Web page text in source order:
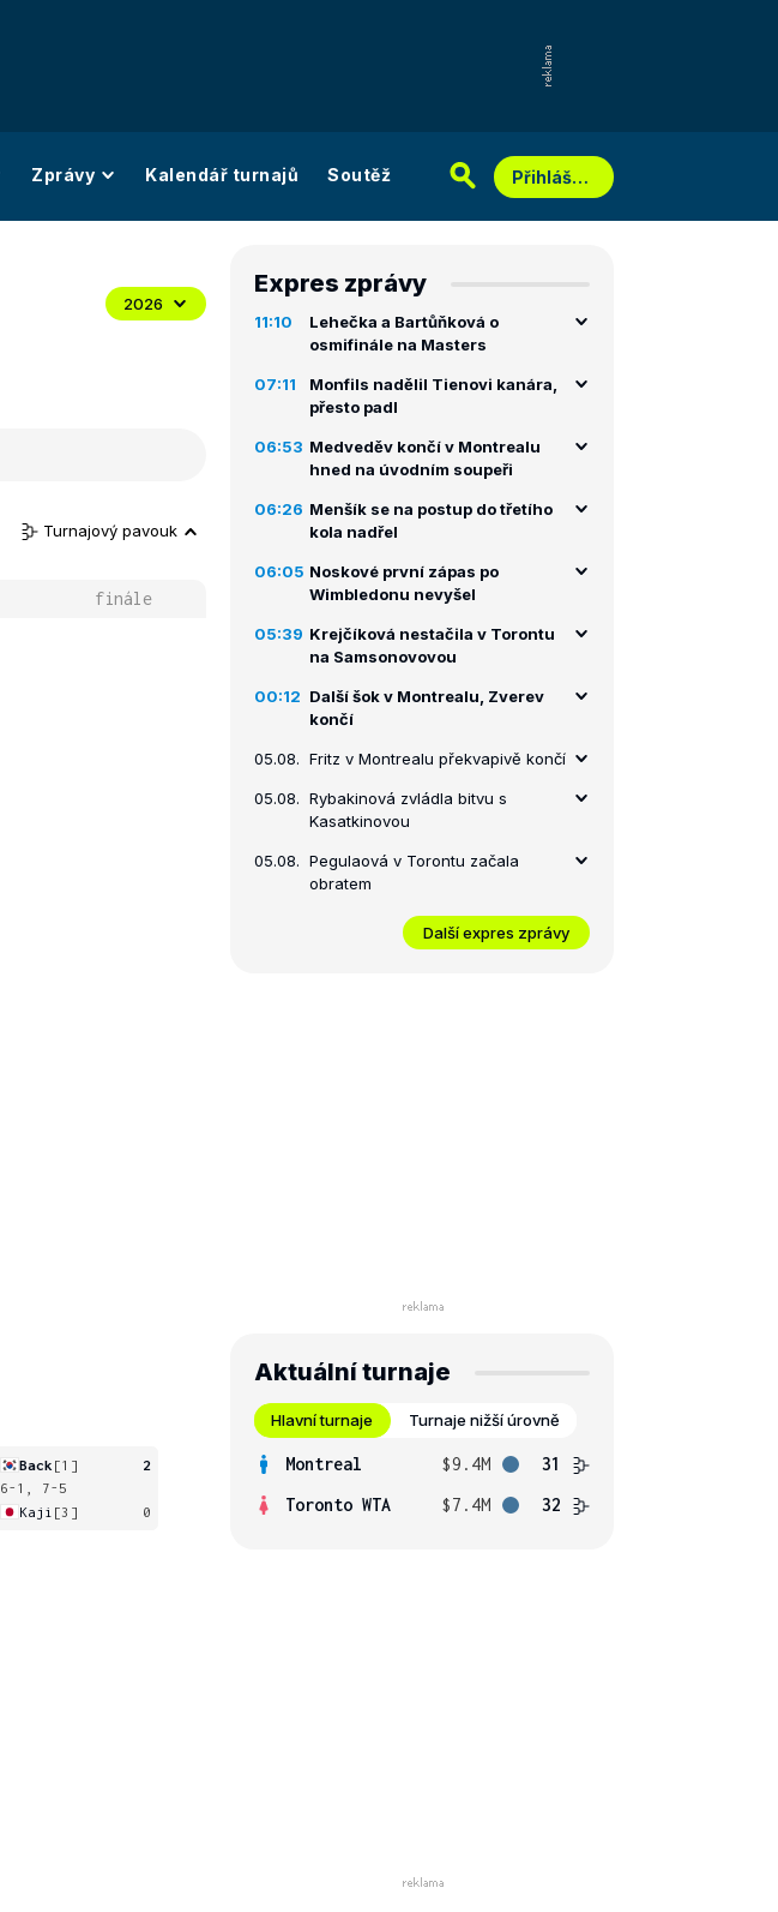
Zprávy Kalendář turnajů Soutěž Přihlášení
2026
Turnajový pavouk
finále
Back [1]
2
6-1, 7-5
Kaji [3] 0
Expres zprávy
11:10
Lehečka a Bartůňková o
osmifinále na Masters
07:11
Monfils nadělil Tienovi kanára,
přesto padl
06:53 Medveděv končí v Montrealu
hned na úvodním soupeři
06:26 Menšík se na postup do třetího
kola nadřel
06:05 Noskové první zápas po
Wimbledonu nevyšel
05:39 Krejčíková nestačila v Torontu
na Samsonovovou
00:12 Další šok v Montrealu, Zverev
končí
05.08. Fritz v Montrealu překvapivě končí
05.08. Rybakinová zvládla bitvu s
Kasatkinovou
05.08. Pegulaová v Torontu začala
obratem
Další expres zprávy
Aktuální turnaje
Hlavní turnaje Turnaje nižší úrovně
Montreal $9.4M
31
Toronto WTA
$7.4M 32